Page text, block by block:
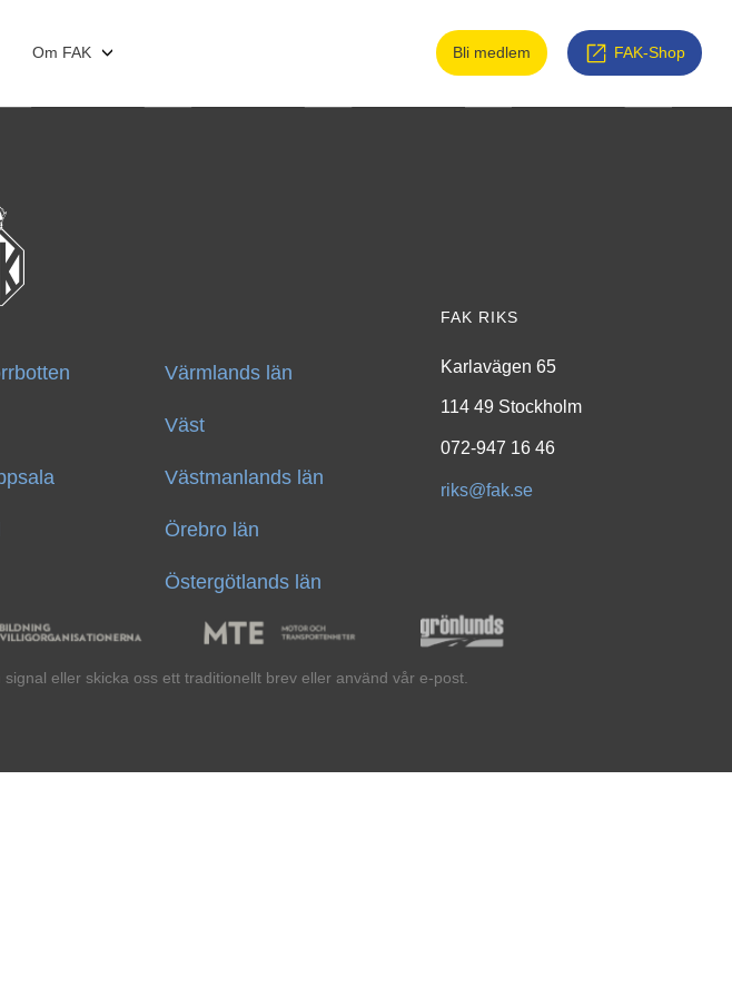
Om FAK Bli medlem FAK-Shop
Värmlands län
Väst
Västmanlands län
Örebro län
Östergötlands län
FAK RIKS
Karlavägen 65
114 49 Stockholm
072-947 16 46
riks@fak.se
eller skicka oss ett traditionellt brev eller använd vår e-post.